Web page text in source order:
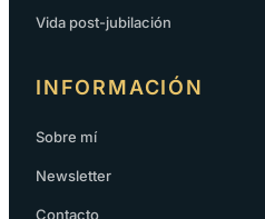
Vida post-jubilación
INFORMACIÓN
Sobre mí
Newsletter
Contacto